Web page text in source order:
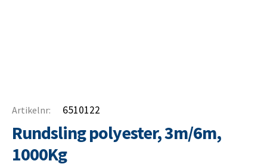
Artikelnr: 6510122
Rundsling polyester, 3m/6m,
1000Kg